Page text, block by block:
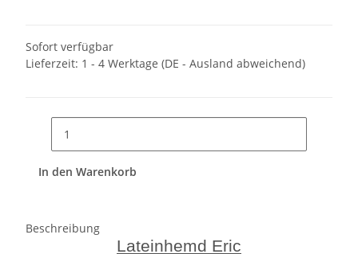
Sofort verfügbar
Lieferzeit: 1 - 4 Werktage (DE - Ausland abweichend)
In den Warenkorb
Beschreibung
Lateinhemd Eric